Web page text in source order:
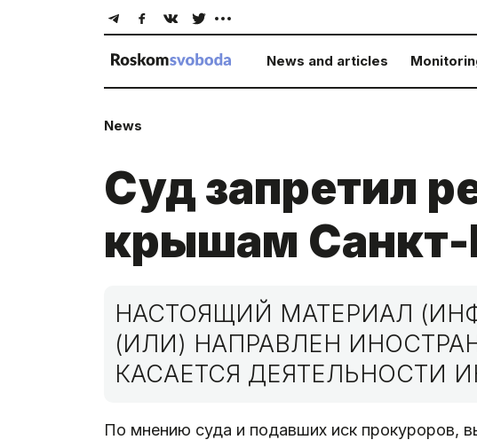
News and articles
News
Суд запретил
крышам Санкт-
НАСТОЯЩИЙ МАТЕРИАЛ
(ИЛИ) НАПРАВЛЕН
КАСАЕТСЯ ДЕЯТЕЛЬНОСТИ
По мнению суда и подавших иск прокуроров,